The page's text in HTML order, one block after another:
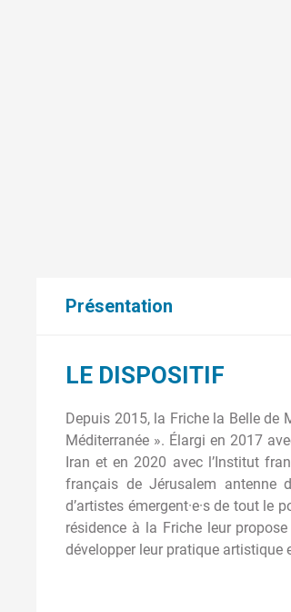
Présentation
LE DISPOSITIF
Depuis 2015, la Friche la Belle
Méditerranée ». Élargi en 2017
Iran et en 2020 avec l’Institut
français de Jérusalem antenne
d’artistes émergent·e·s de tout
résidence à la Friche leur
développer leur pratique artistique